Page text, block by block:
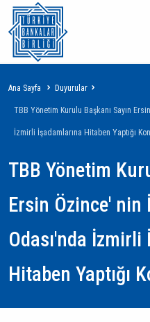
Sayfa
yolu
Ana Sayfa Duyurular
TBB Yönetim Kurulu Başkanı Sayın
İzmirli İşadamlarına Hitaben Yaptığı
TBB Yönetim
Ersin Özince'
Odası'nda İzmirli
Hitaben Yaptığı